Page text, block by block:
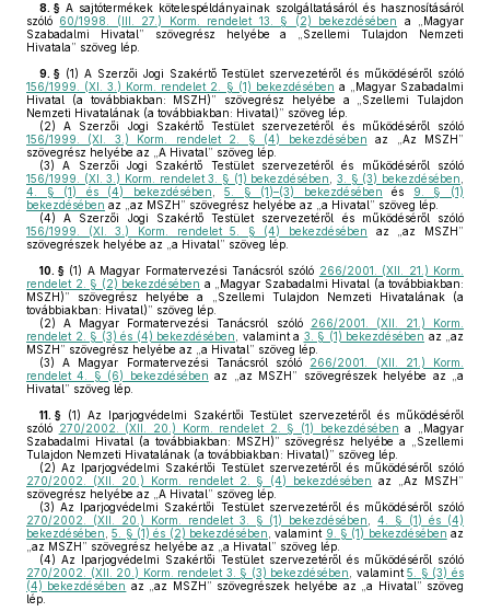
8. § A sajtótermékek kötelespéldányainak szolgáltatásáról és hasznosításáról
szóló 60/1998. (III. 27.) Korm. rendelet 13. § (2) bekezdésében a „Magyar
Szabadalmi Hivatal” szövegrész helyébe a „Szellemi Tulajdon Nemzeti
Hivatala” szöveg lép.
9. § (1) A Szerzői Jogi Szakértő Testület szervezetéről és működéséről szóló
156/1999. (XI. 3.) Korm. rendelet 2. § (1) bekezdésében a „Magyar Szabadalmi
Hivatal (a továbbiakban: MSZH)” szövegrész helyébe a „Szellemi Tulajdon
Nemzeti Hivatalának (a továbbiakban: Hivatal)” szöveg lép.
(2) A Szerzői Jogi Szakértő Testület szervezetéről és működéséről szóló
156/1999. (XI. 3.) Korm. rendelet 2. § (4) bekezdésében az „Az MSZH”
szövegrész helyébe az „A Hivatal” szöveg lép.
(3) A Szerzői Jogi Szakértő Testület szervezetéről és működéséről szóló
156/1999. (XI. 3.) Korm. rendelet 3. § (1) bekezdésében
,3. § (3) bekezdésében
4. § (1) és (4) bekezdésében ,5. § (1)–(3) bekezdésében és 9. § (1)
bekezdésében az „az MSZH” szövegrész helyébe az „a Hivatal” szöveg lép.
(4) A Szerzői Jogi Szakértő Testület szervezetéről és működéséről szóló
156/1999. (XI. 3.) Korm. rendelet 5. § (4) bekezdésében az „az MSZH”
szövegrészek helyébe az „a Hivatal” szöveg lép.
10. § (1) A Magyar Formatervezési Tanácsról szóló 266/2001. (XII. 21.) Korm.
rendelet 2. § (2) bekezdésében a „Magyar Szabadalmi Hivatal (a továbbiakban:
MSZH)” szövegrész helyébe a „Szellemi Tulajdon Nemzeti Hivatalának (a
továbbiakban: Hivatal)” szöveg lép.
(2) A Magyar Formatervezési Tanácsról szóló
266/2001. (XII. 21.) Korm.
rendelet 2. § (3) és (4) bekezdésében , valamint a 3. § (1) bekezdésében az „az
MSZH” szövegrész helyébe az „a Hivatal” szöveg lép.
(3) A Magyar Formatervezési Tanácsról szóló 266/2001. (XII. 21.) Korm.
rendelet 4. § (6) bekezdésében az „az MSZH” szövegrészek helyébe az „a
Hivatal” szöveg lép.
11. § (1) Az Iparjogvédelmi Szakértői Testület szervezetéről és működéséről
szóló 270/2002. (XII. 20.) Korm. rendelet 2. § (1) bekezdésében a „Magyar
Szabadalmi Hivatal (a továbbiakban: MSZH)” szövegrész helyébe a „Szellemi
Tulajdon Nemzeti Hivatalának (a továbbiakban: Hivatal)” szöveg lép.
(2) Az Iparjogvédelmi Szakértői Testület szervezetéről és működéséről szóló
270/2002. (XII. 20.) Korm. rendelet 2. § (4) bekezdésében az „Az MSZH”
szövegrész helyébe az „A Hivatal” szöveg lép.
(3) Az Iparjogvédelmi Szakértői Testület szervezetéről és működéséről szóló
270/2002. (XII. 20.) Korm. rendelet 3. § (1) bekezdésében
,4. § (1) és (4)
bekezdésében ,5. § (1) és (2) bekezdésében , valamint 9. § (1) bekezdésében az
„az MSZH” szövegrész helyébe az „a Hivatal” szöveg lép.
(4) Az Iparjogvédelmi Szakértői Testület szervezetéről és működéséről szóló
270/2002. (XII. 20.) Korm. rendelet 3. § (3) bekezdésében
, valamint5. § (3) és
(4) bekezdésében az „az MSZH” szövegrészek helyébe az „a Hivatal” szöveg
lép.